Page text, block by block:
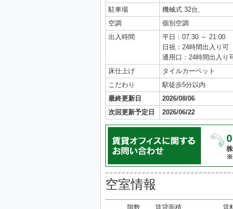
駐車場
機械式 32台,
空調
個別空調
出入時間
平日：07:30 ～ 21:00
日祝：24時間出入り可
通用口：24時間出入り
床仕上げ
タイルカーペット
こだわり
駅徒歩5分以内
最終更新日
2026/08/06
次回更新予定日
2026/06/22
※
空室情報
階数 賃貸面積 賃